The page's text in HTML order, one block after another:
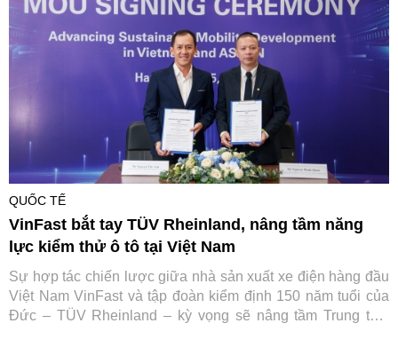
cho hệ sinh thái di chuyển xanh toàn diện tại quốc gia vạn
đảo.
QUỐC TẾ
VinFast bắt tay TÜV Rheinland, nâng tầm năng
lực kiểm thử ô tô tại Việt Nam
Sự hợp tác chiến lược giữa nhà sản xuất xe điện hàng đầu
Việt Nam VinFast và tập đoàn kiểm định 150 năm tuổi của
Đức – TÜV Rheinland – kỳ vọng sẽ nâng tầm Trung tâm